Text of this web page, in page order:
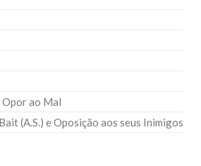
Opor ao Mal
(A.S.) e Oposição aos seus Inimigos